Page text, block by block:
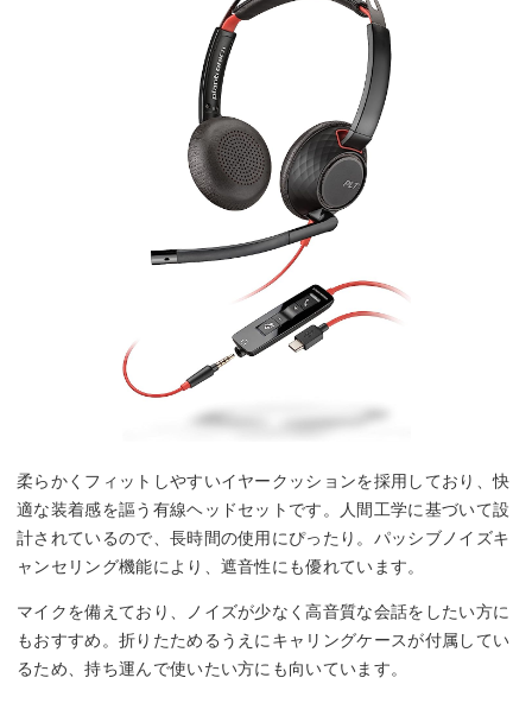
柔らかくフィットしやすいイヤークッションを採用しており、快
適な装着感を謳う有線ヘッドセットです。人間工学に基づいて設
計されているので、長時間の使用にぴったり。パッシブノイズキ
ャンセリング機能により、遮音性にも優れています。
マイクを備えており、ノイズが少なく高音質な会話をしたい方に
もおすすめ。折りたためるうえにキャリングケースが付属してい
るため、持ち運んで使いたい方にも向いています。